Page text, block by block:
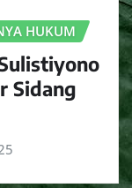
HUKUM
Sidang